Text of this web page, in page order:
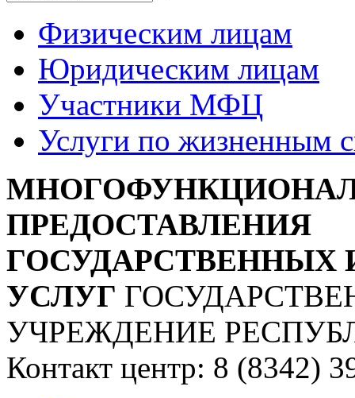
Физическим лицам
Юридическим лицам
Участники МФЦ
Услуги по жизненным
ПРЕДОСТАВЛЕНИЯ
УСЛУГ
УЧРЕЖДЕНИЕ
Контакт центр: 8 (8342)